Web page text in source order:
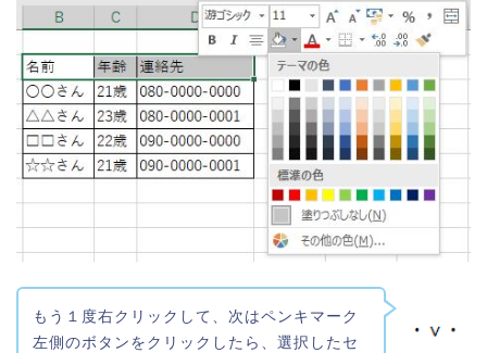
もう１度右クリックして、次はペンキマーク
左側のボタンをクリックしたら、選択したセ